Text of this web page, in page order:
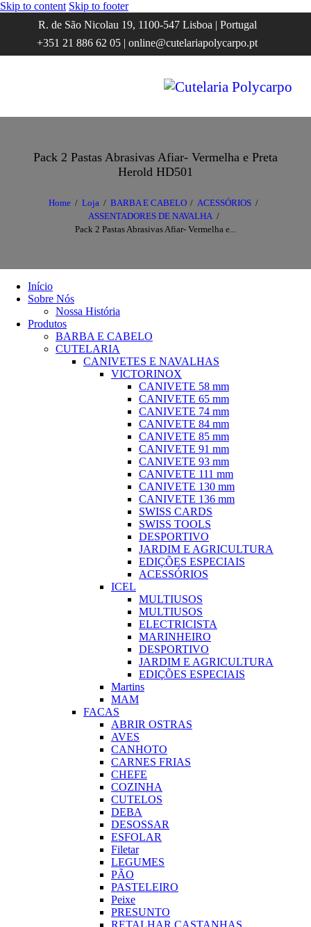
Skip to content Skip to footer
R. de São Nicolau 19, 1100-547 Lisboa | Portugal
+351 21 886 62 05 | online@cutelariapolycarpo.pt
Pack 2 Pastas Abrasivas Afiar- Vermelha e Preta
Herold HD501
Home Loja BARBA E CABELO
ACESSÓRIOS
ASSENTADORES DE NAVALHA
Pack 2 Pastas Abrasivas Afiar- Vermelha e...
Início
Sobre Nós
Nossa História
Produtos
BARBA E CABELO
CUTELARIA
CANIVETES E NAVALHAS
VICTORINOX
CANIVETE 58 mm
CANIVETE 65 mm
CANIVETE 74 mm
CANIVETE 84 mm
CANIVETE 85 mm
CANIVETE 91 mm
CANIVETE 93 mm
CANIVETE 111 mm
CANIVETE 130 mm
CANIVETE 136 mm
SWISS CARDS
SWISS TOOLS
DESPORTIVO
JARDIM E AGRICULTURA
EDIÇÕES ESPECIAIS
ACESSÓRIOS
ICEL
MULTIUSOS
MULTIUSOS
ELECTRICISTA
MARINHEIRO
DESPORTIVO
JARDIM E AGRICULTURA
EDIÇÕES ESPECIAIS
Martins
MAM
FACAS
ABRIR OSTRAS
AVES
CANHOTO
CARNES FRIAS
CHEFE
COZINHA
CUTELOS
DEBA
DESOSSAR
ESFOLAR
Filetar
LEGUMES
PÃO
PASTELEIRO
Peixe
PRESUNTO
RETALHAR CASTANHAS